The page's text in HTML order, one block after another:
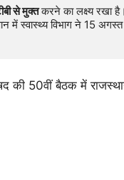
से मुक्त करने का लक्ष्य रखा
में स्वास्थ्य विभाग ने 15
की 50वीं बैठक में